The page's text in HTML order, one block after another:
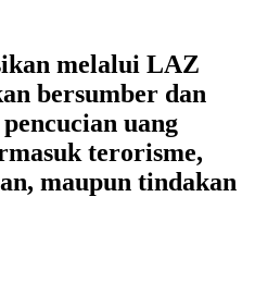
melalui LAZ
bersumber dan
uang
terorisme,
maupun tindakan